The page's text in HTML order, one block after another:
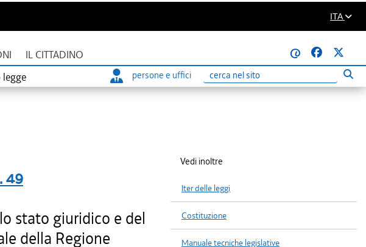
ITA
IL CITTADINO
@
persone e uffici
Ricerca
49
stato giuridico e del
della Regione
Vedi inoltre
Iter delle leggi
Costituzione
Manuale tecniche legislative